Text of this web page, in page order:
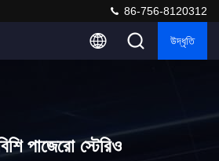
86-756-8120312
উদ্ধৃতি
পাজেরো স্টেরিও